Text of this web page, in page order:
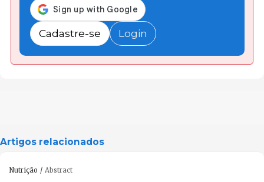
Cadastre-se Login
Artigos relacionados
Nutrição Abstract